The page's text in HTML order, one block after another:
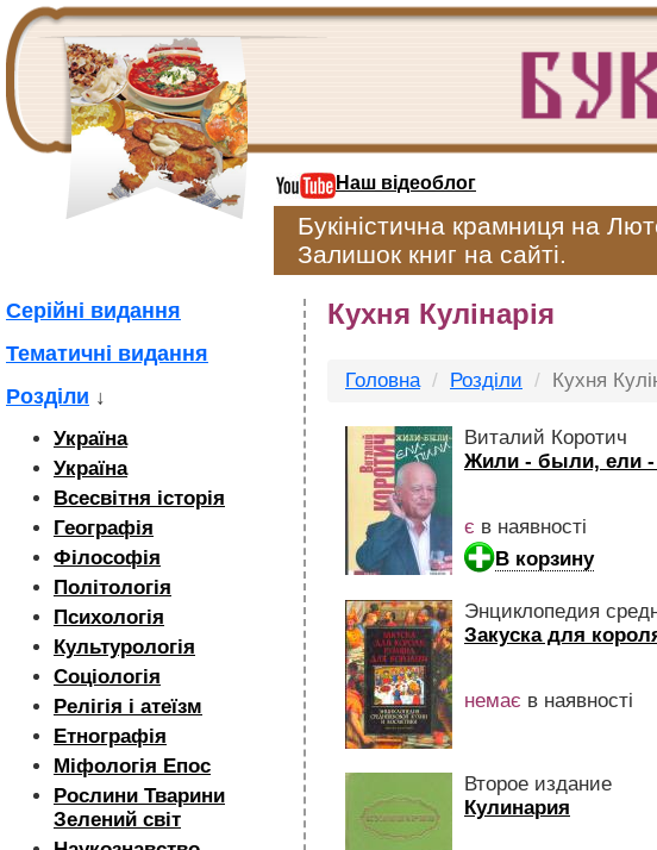
Наш відеоблог
Букіністична крамниця на
Залишок книг на сайті.
Серійні видання
Тематичні видання
Розділи ↓
Україна
Україна
Всесвітня історія
Географія
Філософія
Політологія
Психологія
Культурологія
Соціологія
Релігія і атеїзм
Етнографія
Міфологія Епос
Рослини Тварини
Зелений світ
Кухня Кулінарія
Головна Розділи Кухня
Виталий Коротич
Жили - были, ели -
є в наявності
В корзину
Энциклопедия
Закуска для
немає в наявності
Второе издание
Кулинария